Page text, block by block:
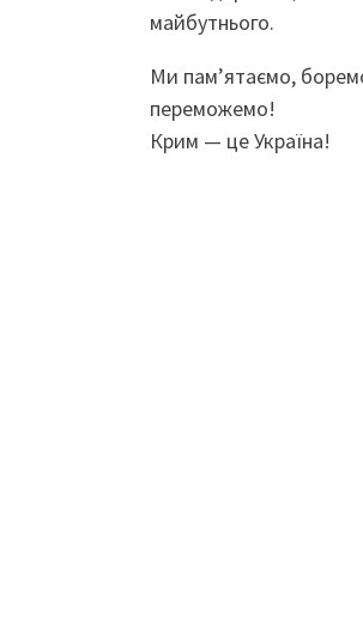
майбутнього.
Ми пам’ятаємо,
переможемо!
Крим — це Україна!